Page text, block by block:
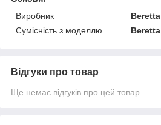
Виробник
Beretta
Сумісність з моделлю
Beretta
Відгуки про товар
Ще немає відгуків про цей товар